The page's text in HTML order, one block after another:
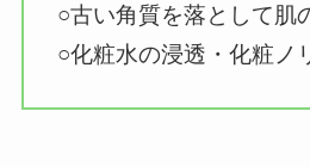
○古い角質を落として肌
○化粧水の浸透・化粧ノ